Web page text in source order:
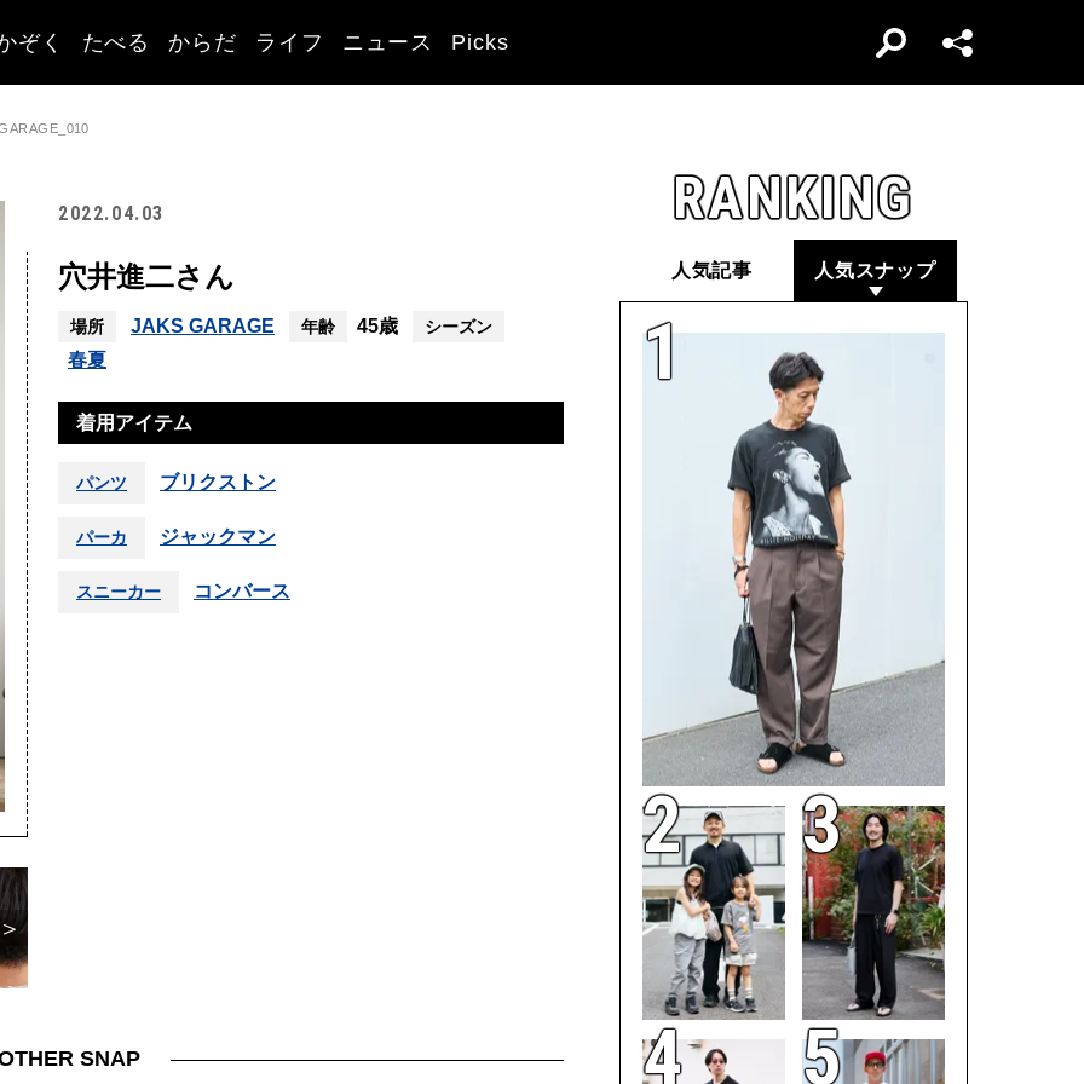
ぞく たべる からだ ライフ ニュース Picks
2022.04.03
穴井進二さん
場所 JAKS GARAGE 年齢 45歳 シーズン
春夏
着用アイテム
パンツ ブリクストン
パーカ ジャックマン
スニーカー コンバース
SNAP
RANKING
人気記事 人気スナップ